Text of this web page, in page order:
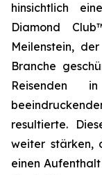
hinsichtlich
Diamond
Meilenstein,
Branche
Reisenden
resultierte.
weiter stärken,
einen